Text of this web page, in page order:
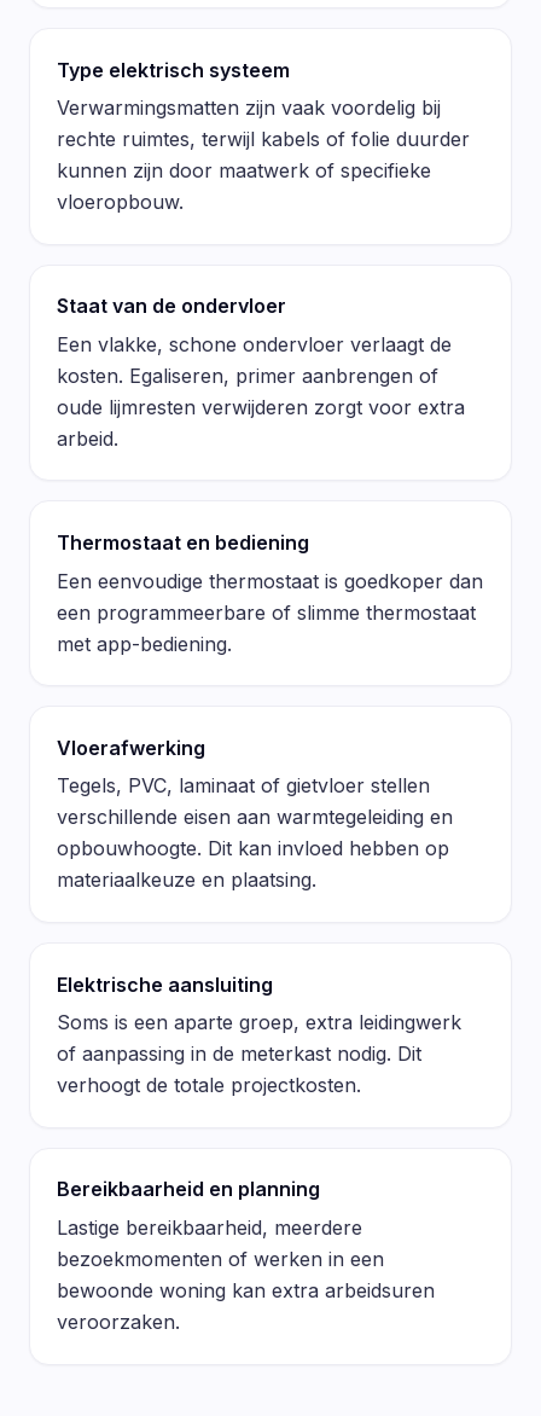
Type elektrisch systeem
Verwarmingsmatten zijn vaak voordelig bij
rechte ruimtes, terwijl kabels of folie duurder
kunnen zijn door maatwerk of specifieke
vloeropbouw.
Staat van de ondervloer
Een vlakke, schone ondervloer verlaagt de
kosten. Egaliseren, primer aanbrengen of
oude lijmresten verwijderen zorgt voor extra
arbeid.
Thermostaat en bediening
Een eenvoudige thermostaat is goedkoper dan
een programmeerbare of slimme thermostaat
met app-bediening.
Vloerafwerking
Tegels, PVC, laminaat of gietvloer stellen
verschillende eisen aan warmtegeleiding en
opbouwhoogte. Dit kan invloed hebben op
materiaalkeuze en plaatsing.
Elektrische aansluiting
Soms is een aparte groep, extra leidingwerk
of aanpassing in de meterkast nodig. Dit
verhoogt de totale projectkosten.
Bereikbaarheid en planning
Lastige bereikbaarheid, meerdere
bezoekmomenten of werken in een
bewoonde woning kan extra arbeidsuren
veroorzaken.